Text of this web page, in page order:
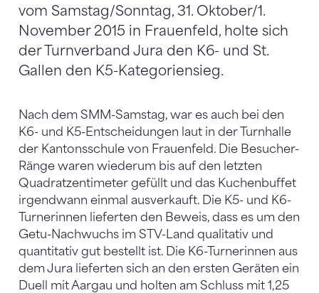
vom Samstag/Sonntag, 31. Oktober/1.
November 2015 in Frauenfeld, holte sich
der Turnverband Jura den K6- und St.
Gallen den K5-Kategoriensieg.
Nach dem SMM-Samstag, war es auch bei den
K6- und K5-Entscheidungen laut in der Turnhalle
der Kantonsschule von Frauenfeld. Die Besucher-
Ränge waren wiederum bis auf den letzten
Quadratzentimeter gefüllt und das Kuchenbuffet
irgendwann einmal ausverkauft. Die K5- und K6-
Turnerinnen lieferten den Beweis, dass es um den
Getu-Nachwuchs im STV-Land qualitativ und
quantitativ gut bestellt ist. Die K6-Turnerinnen aus
dem Jura lieferten sich an den ersten Geräten ein
Duell mit Aargau und holten am Schluss mit 1,25